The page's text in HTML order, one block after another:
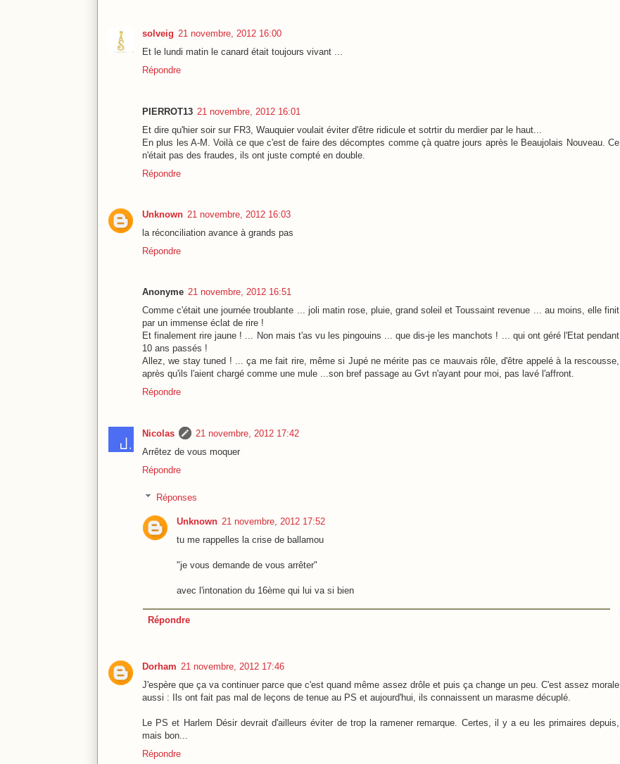
solveig 21 novembre, 2012 16:00
Et le lundi matin le canard était toujours vivant ...
Répondre
PIERROT13 21 novembre, 2012 16:01
Et dire qu'hier soir sur FR3, Wauquier voulait éviter d'être ridicule et sotrtir du merdier par le haut...
En plus les A-M. Voilà ce que c'est de faire des décomptes comme çà quatre jours après le Beaujolais Nouveau. Ce
n'était pas des fraudes, ils ont juste compté en double.
Répondre
Unknown 21 novembre, 2012 16:03
la réconciliation avance à grands pas
Répondre
Anonyme 21 novembre, 2012 16:51
Comme c'était une journée troublante ... joli matin rose, pluie, grand soleil et Toussaint revenue ... au moins, elle finit
par un immense éclat de rire !
Et finalement rire jaune ! ... Non mais t'as vu les pingouins ... que dis-je les manchots ! ... qui ont géré l'Etat pendant
10 ans passés !
Allez, we stay tuned ! ... ça me fait rire, même si Jupé ne mérite pas ce mauvais rôle, d'être appelé à la rescousse,
après qu'ils l'aient chargé comme une mule ...son bref passage au Gvt n'ayant pour moi, pas lavé l'affront.
Répondre
Nicolas
21 novembre, 2012 17:42
Arrêtez de vous moquer
Répondre
Réponses
Unknown 21 novembre, 2012 17:52
tu me rappelles la crise de ballamou
"je vous demande de vous arrêter"
avec l'intonation du 16ème qui lui va si bien
Répondre
Dorham 21 novembre, 2012 17:46
J'espère que ça va continuer parce que c'est quand même assez drôle et puis ça change un peu. C'est assez morale
aussi : Ils ont fait pas mal de leçons de tenue au PS et aujourd'hui, ils connaissent un marasme décuplé.
Le PS et Harlem Désir devrait d'ailleurs éviter de trop la ramener remarque. Certes, il y a eu les primaires depuis,
mais bon...
Répondre